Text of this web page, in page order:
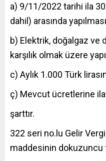
a) 9/11/2022 tarihi ila
dahil) arasında
b) Elektrik, doğalgaz ve
karşılık olmak üzere
c) Aylık 1.000 Türk
ç) Mevcut ücretlerine
şarttır.
322 seri no.lu Gelir
maddesinin dokuzuncu